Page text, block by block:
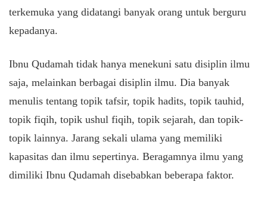
terkemuka yang didatangi banyak orang untuk berguru
kepadanya.
Ibnu Qudamah tidak hanya menekuni satu disiplin ilmu
saja, melainkan berbagai disiplin ilmu. Dia banyak
menulis tentang topik tafsir, topik hadits, topik tauhid,
topik fiqih, topik ushul fiqih, topik sejarah, dan topik-
topik lainnya. Jarang sekali ulama yang memiliki
kapasitas dan ilmu sepertinya. Beragamnya ilmu yang
dimiliki Ibnu Qudamah disebabkan beberapa faktor.